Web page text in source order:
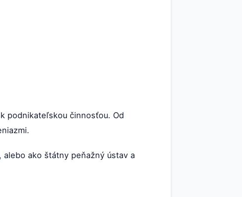
podnikateľskou činnosťou. Od
, alebo ako štátny peňažný ústav a